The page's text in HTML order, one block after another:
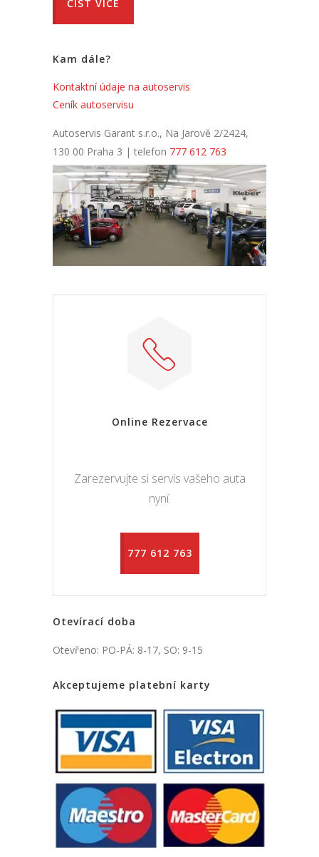
ČÍST VÍCE
Kam dále?
Kontaktní údaje na autoservis
Ceník autoservisu
Autoservis Garant s.r.o., Na Jarově 2/2424,
130 00 Praha 3 | telefon 777 612 763
Online Rezervace
Zarezervujte si servis vašeho auta
nyní.
777 612 763
Otevírací doba
Otevřeno: PO-PÁ: 8-17, SO: 9-15
Akceptujeme platební karty